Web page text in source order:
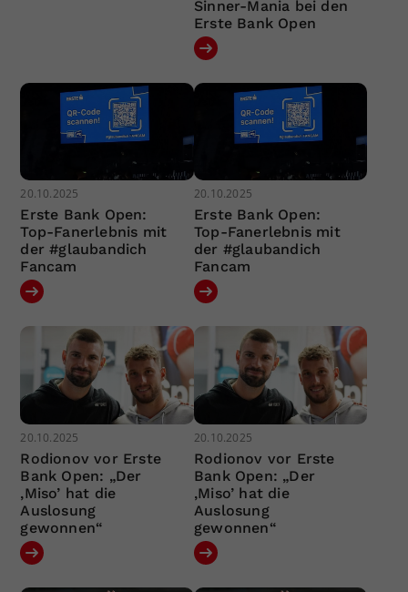
Sinner-Mania bei den
Erste Bank Open
20.10.2025
Erste Bank Open:
Top-Fanerlebnis mit
der #glaubandich
Fancam
20.10.2025
Erste Bank Open:
Top-Fanerlebnis mit
der #glaubandich
Fancam
20.10.2025
Rodionov vor Erste
Bank Open: „Der
‚Miso’ hat die
Auslosung
gewonnen“
20.10.2025
Rodionov vor Erste
Bank Open: „Der
‚Miso’ hat die
Auslosung
gewonnen“